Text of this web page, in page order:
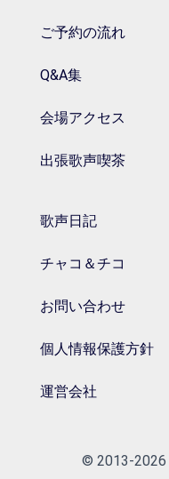
ご予約の流れ
Q&A集
会場アクセス
出張歌声喫茶
歌声日記
チャコ＆チコ
お問い合わせ
個人情報保護方針
運営会社
© 2013-2026